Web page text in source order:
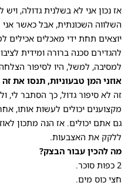
אז נכון אני לא בשלנית גדולה,
השלווה השכונתית, אבל כאשר
יוצאים תחת ידי מאכלים אכילים
להגדירם סכנה ברורה ומידית
למסיבה, למשל, היו לסיפור
אוזני המן טבעוניות, תנסו את
זה לא סיפור גדול, כך הסתבר לי,
מקצוענים יכולים לעשות אותו,
גם אתם יכולים. אז הנה מתכון
ללקק את האצבעות.
מה להכין עבור הבצק?
2 כפות סוכר.
חצי כוס מים.